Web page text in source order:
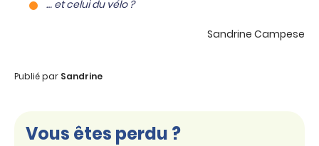
… et celui du vélo ?
Sandrine Campese
Publié par Sandrine
Vous êtes perdu ?